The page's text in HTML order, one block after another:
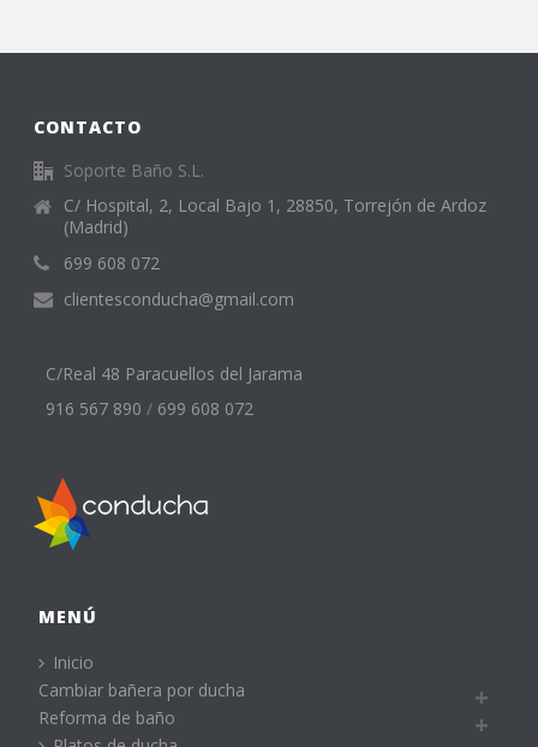
CONTACTO
Soporte Baño S.L.
C/ Hospital, 2, Local Bajo 1, 28850, Torrejón de Ardoz
(Madrid)
699 608 072
clientesconducha@gmail.com
C/Real 48 Paracuellos del Jarama
916 567 890 / 699 608 072
MENÚ
Inicio
Cambiar bañera por ducha
Reforma de baño